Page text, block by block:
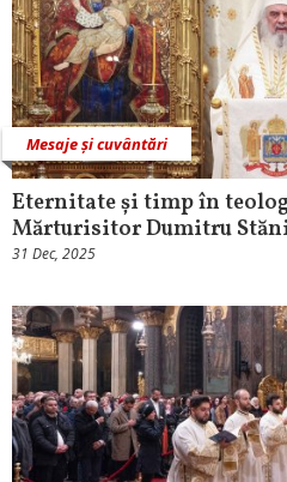
Mesaje și cuvântări
Eternitate și timp în
Mărturisitor Dumitru
31 Dec, 2025